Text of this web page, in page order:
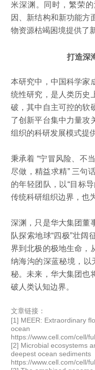
米深渊。同时，繁荣
因、新结构和新功能方
物资源枯竭困境提供了
打造深
本研究中，中国科学家
统性研究，是人类历史
破，其中自主可控的软
了创新平台集中力量攻
组织的科研发展模式提
秉承着 “宁冒风险、不
尽做，精益求精” 三句
的年轻团队，以“目标
传统科研组织边界，也
深渊，只是华大集团董
队探索地球“四极”壮
界到北极的极地生命，
纳海沟的深蓝秘境，以
秘。未来，华大集团也
破人类认知边界。
文章链接：
[1] MEER: Extraordinary
ocean
https://www.cell.com/cell/
[2] Microbial ecosystems
deepest ocean sediments
https://www.cell.com/cell/